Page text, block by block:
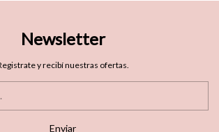
Newsletter
y recibí nuestras ofertas.